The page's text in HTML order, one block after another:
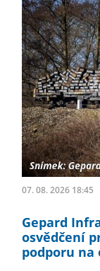
07. 08. 2026 18:45
Gepard
osvědčení
podporu